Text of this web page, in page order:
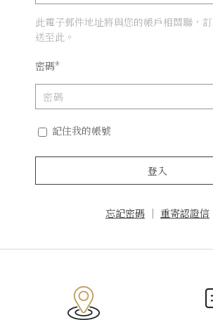
此電子郵件地址將與您的帳戶相關聯，
送至此。
密碼*
記住我的帳號
登入
忘記密碼 ｜ 重寄認證信